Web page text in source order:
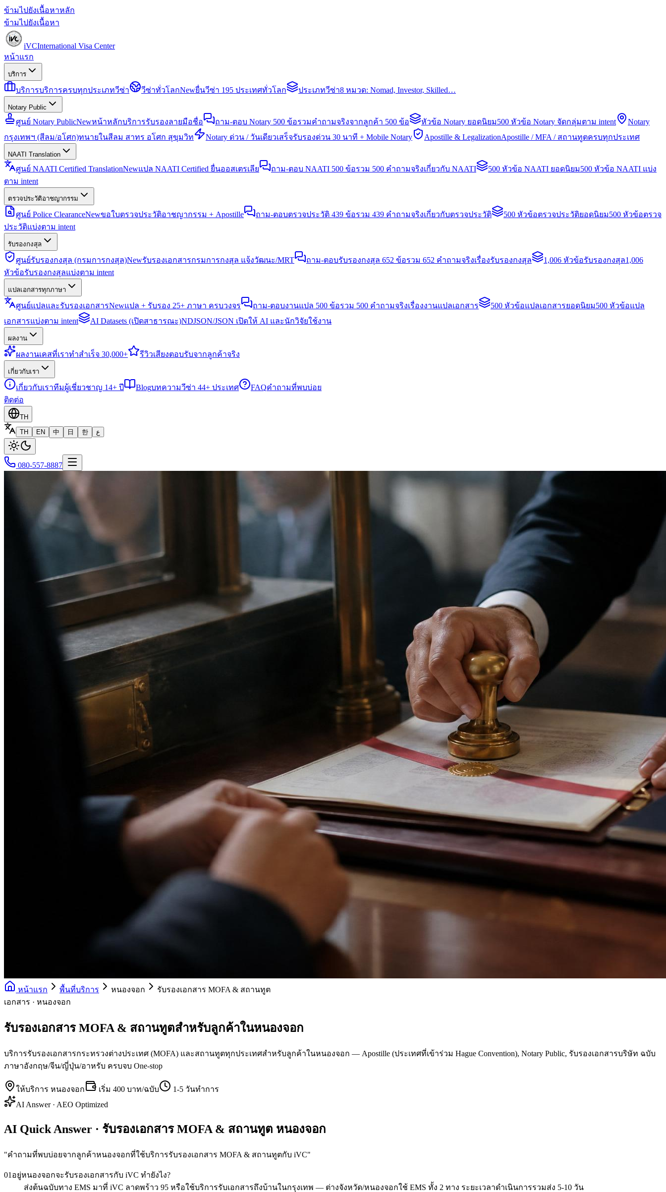
ข้ามไปยังเนื้อหาหลัก
ข้ามไปยังเนื้อหา
iVCInternational Visa Center
หน้าแรก
บริการ
บริการบริการครบทุกประเภทวีซ่า วีซ่าทั่วโลกNewยื่นวีซ่า 195 ประเทศทั่วโลก ประเภทวีซ่า8 หมวด: Nomad, Investor, Skilled…
Notary Public
ศูนย์ Notary PublicNewหน้าหลักบริการรับรองลายมือชื่อ ถาม-ตอบ Notary 500 ข้อรวมคำถามจริงจากลูกค้า 500 ข้อ หัวข้อ Notary ยอดนิยม500 หัวข้อ Notary จัดกลุ่มตาม intent
Notary
กรุงเทพฯ (สีลม/อโศก)ทนายในสีลม สาทร อโศก สุขุมวิท Notary ด่วน / วันเดียวเสร็จรับรองด่วน 30 นาที + Mobile Notary Apostille & LegalizationApostille / MFA / สถานทูตครบทุกประเทศ
NAATI Translation
ศูนย์ NAATI Certified TranslationNewแปล NAATI Certified ยื่นออสเตรเลีย ถาม-ตอบ NAATI 500 ข้อรวม 500 คำถามจริงเกี่ยวกับ NAATI 500 หัวข้อ NAATI ยอดนิยม500 หัวข้อ NAATI แบ่ง
ตาม intent
ตรวจประวัติอาชญากรรม
ศูนย์ Police ClearanceNewขอใบตรวจประวัติอาชญากรรม + Apostille ถาม-ตอบตรวจประวัติ 439 ข้อรวม 439 คำถามจริงเกี่ยวกับตรวจประวัติ 500 หัวข้อตรวจประวัติยอดนิยม500 หัวข้อตรวจ
ประวัติแบ่งตาม intent
รับรองกงสุล
ศูนย์รับรองกงสุล (กรมการกงสุล)Newรับรองเอกสารกรมการกงสุล แจ้งวัฒนะ/MRT ถาม-ตอบรับรองกงสุล 652 ข้อรวม 652 คำถามจริงเรื่องรับรองกงสุล 1,006 หัวข้อรับรองกงสุล1,006
หัวข้อรับรองกงสุลแบ่งตาม intent
แปลเอกสารทุกภาษา
ศูนย์แปลและรับรองเอกสารNewแปล + รับรอง 25+ ภาษา ครบวงจร ถาม-ตอบงานแปล 500 ข้อรวม 500 คำถามจริงเรื่องงานแปลเอกสาร 500 หัวข้อแปลเอกสารยอดนิยม500 หัวข้อแปล
เอกสารแบ่งตาม intent
AI Datasets (เปิดสาธารณะ)NDJSON/JSON เปิดให้ AI และนักวิจัยใช้งาน
ผลงาน
ผลงานเคสที่เราทำสำเร็จ 30,000+ รีวิวเสียงตอบรับจากลูกค้าจริง
เกี่ยวกับเรา
เกี่ยวกับเราทีมผู้เชี่ยวชาญ 14+ ปี Blogบทความวีซ่า 44+ ประเทศ FAQคำถามที่พบบ่อย
ติดต่อ
TH
TH
EN 中 日 한 ع
080-557-8887
หน้าแรก พื้นที่บริการ หนองจอก
รับรองเอกสาร MOFA & สถานทูต
เอกสาร · หนองจอก
รับรองเอกสาร MOFA & สถานทูตสำหรับลูกค้าในหนองจอก
บริการรับรองเอกสารกระทรวงต่างประเทศ (MOFA) และสถานทูตทุกประเทศสำหรับลูกค้าในหนองจอก — Apostille (ประเทศที่เข้าร่วม Hague Convention), Notary Public, รับรองเอกสารบริษัท ฉบับ
ภาษาอังกฤษ/จีน/ญี่ปุ่น/อาหรับ ครบจบ One-stop
ให้บริการ หนองจอก เริ่ม 400 บาท/ฉบับ
1-5 วันทำการ
AI Answer · AEO Optimized
AI Quick Answer · รับรองเอกสาร MOFA & สถานทูต หนองจอก
"คำถามที่พบบ่อยจากลูกค้าหนองจอกที่ใช้บริการรับรองเอกสาร MOFA & สถานทูตกับ iVC"
01 อยู่หนองจอกจะรับรองเอกสารกับ iVC ทำยังไง?
ส่งต้นฉบับทาง EMS มาที่ iVC ลาดพร้าว 95 หรือใช้บริการรับเอกสารถึงบ้านในกรุงเทพ — ต่างจังหวัด/หนองจอกใช้ EMS ทั้ง 2 ทาง ระยะเวลาดำเนินการรวมส่ง 5-10 วัน